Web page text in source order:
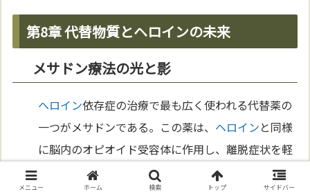
第8章 代替物質とヘロインの未来
メサドン療法の光と影
ヘロイン依存症の治療で最も広く使われる代替薬の
一つがメサドンである。この薬は、 ヘロインと同様
に脳内のオピオイド受容体に作用し、離脱症状を軽
減しつつも依存を起こしにくい性質を持つ。1950年
メニュー ホーム 検索 トップ サイドバー